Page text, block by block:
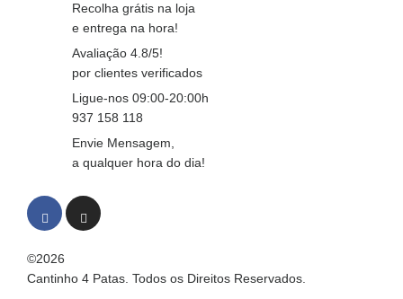
Recolha grátis na loja
e entrega na hora!
Avaliação 4.8/5!
por clientes verificados
Ligue-nos 09:00-20:00h
937 158 118
Envie Mensagem,
a qualquer hora do dia!
©2026
Cantinho 4 Patas. Todos os Direitos Reservados.